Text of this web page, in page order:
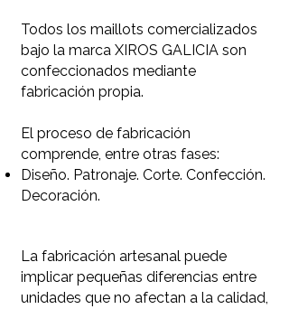
Todos los maillots comercializados
bajo la marca XIROS GALICIA son
confeccionados mediante
fabricación propia.
El proceso de fabricación
comprende, entre otras fases:
Diseño. Patronaje. Corte. Confección.
Decoración.
La fabricación artesanal puede
implicar pequeñas diferencias entre
unidades que no afectan a la calidad,